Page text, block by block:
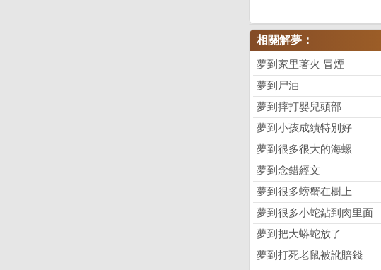
相關解夢：
夢到家里著火 冒煙
夢到尸油
夢到摔打嬰兒頭部
夢到小孩成績特別好
夢到很多很大的海螺
夢到念錯經文
夢到很多螃蟹在樹上
夢到很多小蛇鉆到肉里面
夢到把大蟒蛇放了
夢到打死老鼠被訛賠錢